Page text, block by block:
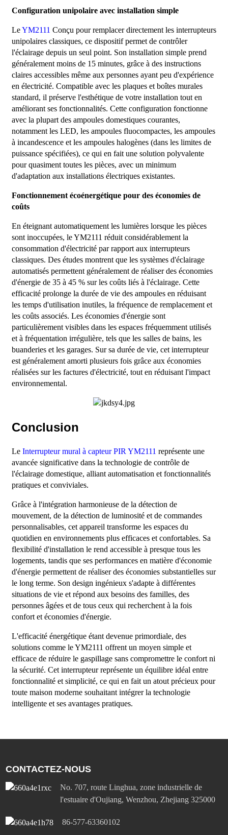
Configuration unipolaire avec installation simple
LeYM2111 Conçu pour remplacer directement les interrupteurs
unipolaires classiques, ce dispositif permet de contrôler
l'éclairage depuis un seul point. Son installation simple prend
généralement moins de 15 minutes, grâce à des instructions
claires accessibles même aux personnes ayant peu d'expérience
en électricité. Compatible avec les plaques et boîtes murales
standard, il préserve l'esthétique de votre installation tout en
améliorant ses fonctionnalités. Cette configuration fonctionne
avec la plupart des ampoules domestiques courantes,
notamment les LED, les ampoules fluocompactes, les ampoules
à incandescence et les ampoules halogènes (dans les limites de
puissance spécifiées), ce qui en fait une solution polyvalente
pour quasiment toutes les pièces, avec un minimum
d'adaptation aux installations électriques existantes.
Fonctionnement écoénergétique pour des économies de
coûts
En éteignant automatiquement les lumières lorsque les pièces
sont inoccupées, le YM2111 réduit considérablement la
consommation d'électricité par rapport aux interrupteurs
classiques. Des études montrent que les systèmes d'éclairage
automatisés permettent généralement de réaliser des économies
d'énergie de 35 à 45 % sur les coûts liés à l'éclairage. Cette
efficacité prolonge la durée de vie des ampoules en réduisant
les temps d'utilisation inutiles, la fréquence de remplacement et
les coûts associés. Les économies d'énergie sont
particulièrement visibles dans les espaces fréquemment utilisés
et à fréquentation irrégulière, tels que les salles de bains, les
buanderies et les garages. Sur sa durée de vie, cet interrupteur
est généralement amorti plusieurs fois grâce aux économies
réalisées sur les factures d'électricité, tout en réduisant l'impact
environnemental.
Conclusion
Le Interrupteur mural à capteur PIR YM2111 représente une
avancée significative dans la technologie de contrôle de
l'éclairage domestique, alliant automatisation et fonctionnalités
pratiques et conviviales.
Grâce à l'intégration harmonieuse de la détection de
mouvement, de la détection de luminosité et de commandes
personnalisables, cet appareil transforme les espaces du
quotidien en environnements plus efficaces et confortables. Sa
flexibilité d'installation le rend accessible à presque tous les
logements, tandis que ses performances en matière d'économie
d'énergie permettent de réaliser des économies substantielles sur
le long terme. Son design ingénieux s'adapte à différentes
situations de vie et répond aux besoins des familles, des
personnes âgées et de tous ceux qui recherchent à la fois
confort et économies d'énergie.
L'efficacité énergétique étant devenue primordiale, des
solutions comme le YM2111 offrent un moyen simple et
efficace de réduire le gaspillage sans compromettre le confort ni
la sécurité. Cet interrupteur représente un équilibre idéal entre
fonctionnalité et simplicité, ce qui en fait un atout précieux pour
toute maison moderne souhaitant intégrer la technologie
intelligente et ses avantages pratiques.
CONTACTEZ-NOUS
No. 707, route Linghua, zone industrielle de
l'estuaire d'Oujiang, Wenzhou, Zhejiang 325000
86-577-63360102